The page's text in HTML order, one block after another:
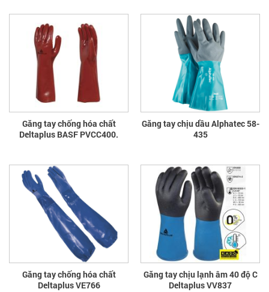
Găng tay chống hóa chất
Deltaplus BASF PVCC400.
Găng tay chịu dầu Alphatec 58-
435
Găng tay chống hóa chất
Deltaplus VE766
Găng tay chịu lạnh âm 40 độ C
Deltaplus VV837